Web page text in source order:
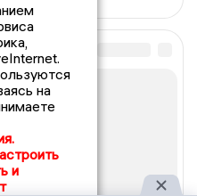
на
и